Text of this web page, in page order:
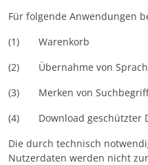
Für folgende Anwendungen
(1) Warenkorb
(2) Übernahme von
(3) Merken von
(4) Download geschützter
Die durch technisch
Nutzerdaten werden nicht